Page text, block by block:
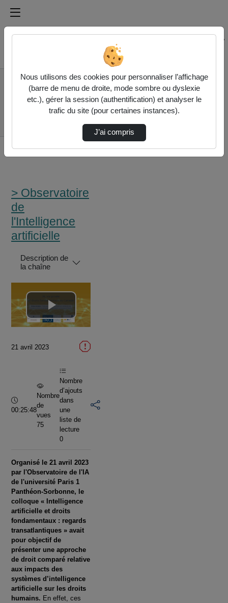
Médiathèque de l'université Paris
Rechercher un média sur Médiathèque de l'université
Accueil
> Observatoire de
l'Intelligence artificielle
(4/5) Ia, Vie Privée
> Observatoire
de
l'Intelligence
artificielle
Description de
la chaîne
Lire
vidéo
21 avril 2023
Durée :
00:25:48
Nombre
de
vues
75
Nombre
d’ajouts
dans
une
liste de
lecture
0
Organisé le 21 avril 2023
par l'Observatoire de l'IA
de l'université Paris 1
Panthéon-Sorbonne, le
colloque « Intelligence
artificielle et droits
fondamentaux : regards
transatlantiques » avait
pour objectif de
présenter une approche
de droit comparé relative
aux impacts des
systèmes d’intelligence
artificielle sur les droits
humains. En effet, ces
Nous utilisons des cookies pour personnaliser l’affichage
(barre de menu de droite, mode sombre ou dyslexie
etc.), gérer la session (authentification) et analyser le
trafic du site (pour certaines instances).
J’ai compris